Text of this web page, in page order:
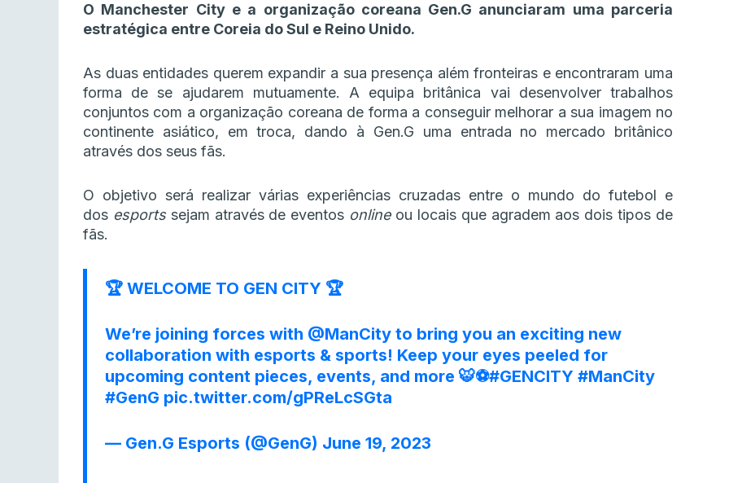
O Manchester City e a organização coreana Gen.G anunciaram uma parceria
estratégica entre Coreia do Sul e Reino Unido.
As duas entidades querem expandir a sua presença além fronteiras e encontraram uma
forma de se ajudarem mutuamente. A equipa britânica vai desenvolver trabalhos
conjuntos com a organização coreana de forma a conseguir melhorar a sua imagem no
continente asiático, em troca, dando à Gen.G uma entrada no mercado britânico
através dos seus fãs.
O objetivo será realizar várias experiências cruzadas entre o mundo do futebol e
dos esportssejam através de eventos onlineou locais que agradem aos dois tipos de
fãs.
🏆 WELCOME TO GEN CITY 🏆
We’re joining forces with @ManCity to bring you an exciting new
collaboration with esports & sports! Keep your eyes peeled for
upcoming content pieces, events, and more 🐯⚽#GENCITY #ManCity
#GenG pic.twitter.com/gPReLcSGta
— Gen.G Esports (@GenG) June 19, 2023